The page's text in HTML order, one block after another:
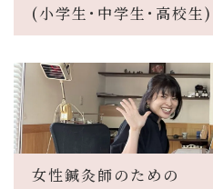
(小学生･中学生･高校生)
女性鍼灸師のための